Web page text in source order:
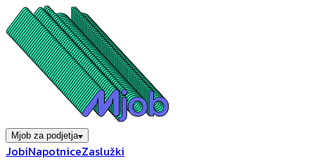
Mjob za podjetja
JobiNapotniceZaslužki